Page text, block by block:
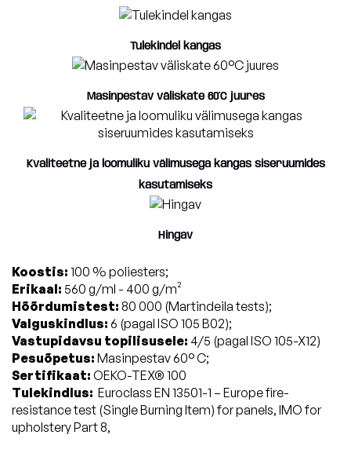
Vaata kõiki
Tulekindel kangas
Masinpestav väliskate 60°C juures
Kvaliteetne ja loomuliku välimusega kangas siseruumides
kasutamiseks
Hingav
Koostis: 100 % poliesters;
Erikaal: 560 g/ml - 400 g/m²
Hõõrdumistest: 80 000 (Martindeila tests);
Valguskindlus: 6 (pagal ISO 105 B02);
Vastupidavsu topilisusele: 4/5 (pagal ISO 105-X12)
Pesuõpetus: Masinpestav 60° C;
Sertifikaat: OEKO-TEX® 100
Tulekindlus: Euroclass EN 13501-1 – Europe fire-
resistance test (Single Burning Item) for panels, IMO for
upholstery Part 8,